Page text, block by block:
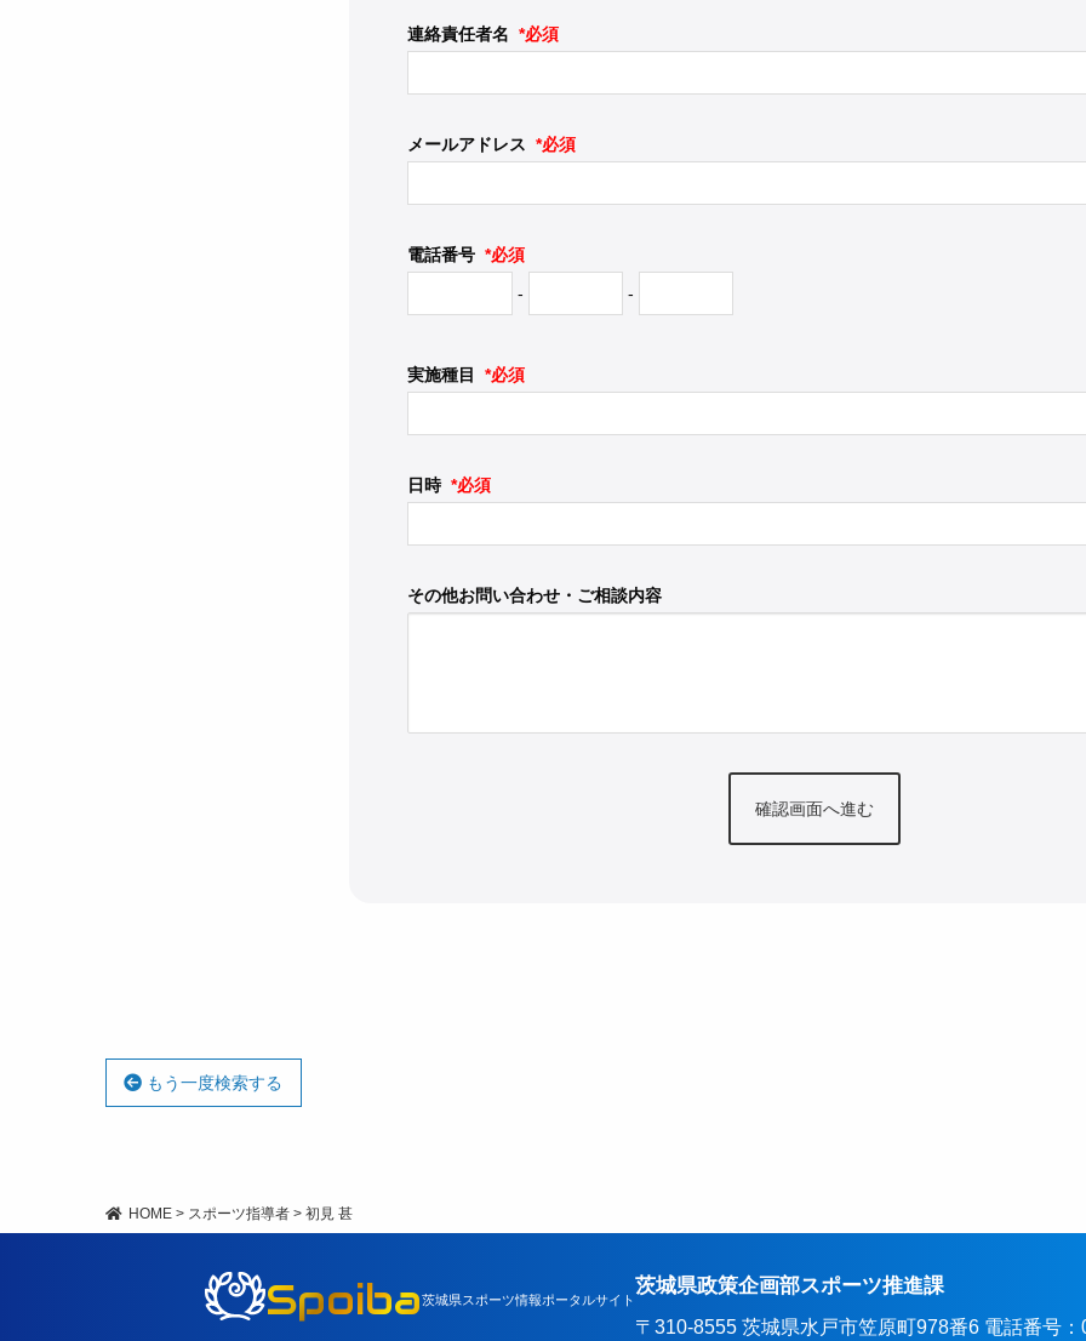
連絡責任者名 *必須
メールアドレス *必須
電話番号 *必須
-
-
実施種目 *必須
日時 *必須
その他お問い合わせ・ご相談内容
もう一度検索する
HOME > スポーツ指導者 > 初見 甚
Spoiba茨城県スポーツ情報ポータルサイト
茨城県政策企画部スポーツ推進課
〒310-8555 茨城県水戸市笠原町978番6 電話番号